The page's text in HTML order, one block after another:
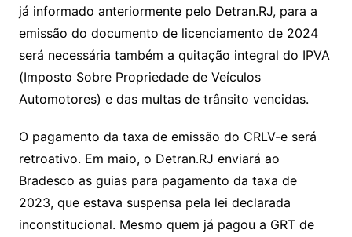
já informado anteriormente pelo Detran.RJ, para a
emissão do documento de licenciamento de 2024
será necessária também a quitação integral do IPVA
(Imposto Sobre Propriedade de Veículos
Automotores) e das multas de trânsito vencidas.
O pagamento da taxa de emissão do CRLV-e será
retroativo. Em maio, o Detran.RJ enviará ao
Bradesco as guias para pagamento da taxa de
2023, que estava suspensa pela lei declarada
inconstitucional. Mesmo quem já pagou a GRT de